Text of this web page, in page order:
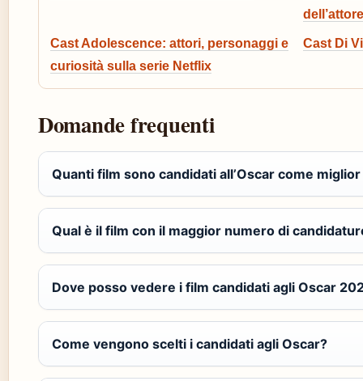
Cast Adolescence: attori, personaggi e
curiosità sulla serie Netflix
Cast Di
Domande frequenti
Quanti film sono candidati all’Oscar come
Qual è il film con il maggior numero di
Dove posso vedere i film candidati agli Oscar
Come vengono scelti i candidati agli Oscar?